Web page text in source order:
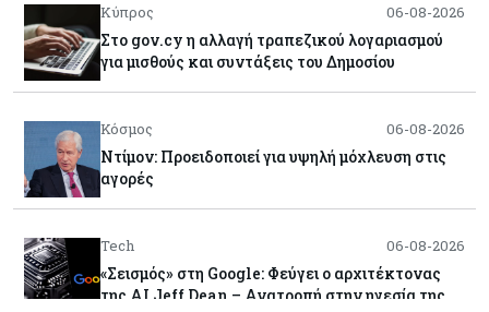
Κύπρος 06-08-2026
Στο gov.cy η αλλαγή τραπεζικού λογαριασμού
για μισθούς και συντάξεις του Δημοσίου
Κόσμος 06-08-2026
Ντίμον: Προειδοποιεί για υψηλή μόχλευση στις
αγορές
Tech 06-08-2026
«Σεισμός» στη Google: Φεύγει ο αρχιτέκτονας
της AI Jeff Dean – Ανατροπή στην ηγεσία της